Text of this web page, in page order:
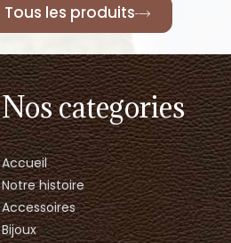
Tous les produits
Nos categories
Accueil
Notre histoire
Accessoires
Bijoux